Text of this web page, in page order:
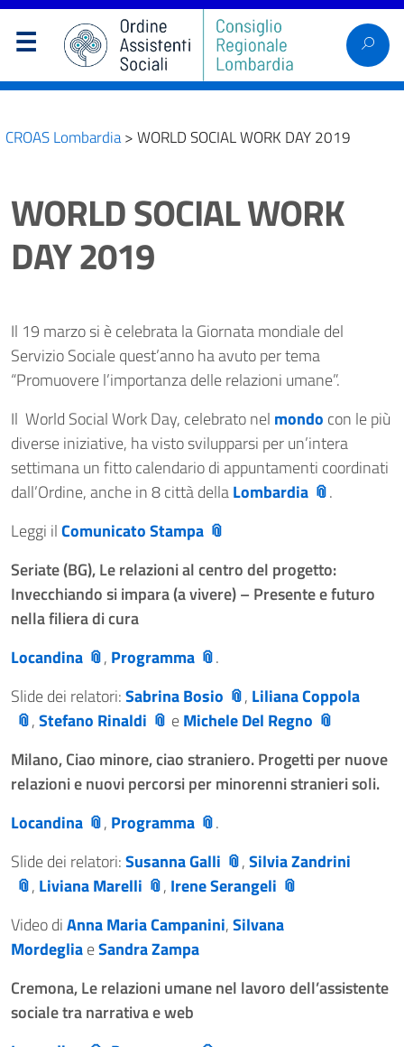
CROAS Lombardia> WORLD SOCIAL WORK DAY 2019
WORLD SOCIAL WORK
DAY 2019
Il 19 marzo si è celebrata la Giornata mondiale del
Servizio Sociale quest’anno ha avuto per tema
“Promuovere l’importanza delle relazioni umane”.
Il World Social Work Day, celebrato nel mondo con le più
diverse iniziative, ha visto svilupparsi per un’intera
settimana un fitto calendario di appuntamenti coordinati
dall’Ordine, anche in 8 città dellaLombardia
.
Leggi ilComunicato Stampa
Seriate (BG), Le relazioni al centro del progetto:
Invecchiando si impara (a vivere) – Presente e futuro
nella filiera di cura
Locandina
, Programma
.
Slide dei relatori:Sabrina Bosio , Liliana Coppola
,Stefano Rinaldi eMichele Del Regno
Milano, Ciao minore, ciao straniero. Progetti per nuove
relazioni e nuovi percorsi per minorenni stranieri soli.
Locandina
, Programma
.
Slide dei relatori:Susanna Galli ,Silvia Zandrini
, Liviana Marelli , Irene Serangeli
Video diAnna Maria Campanini,Silvana
MordegliaeSandra Zampa
Cremona, Le relazioni umane nel lavoro dell’assistente
sociale tra narrativa e web